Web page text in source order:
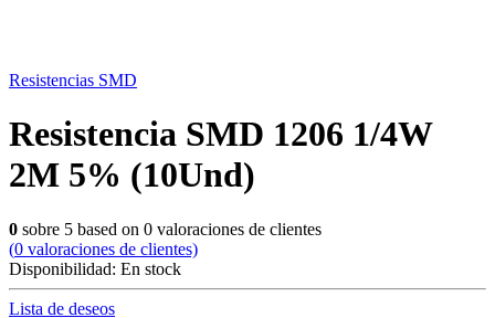
Resistencias SMD
Resistencia SMD 1206 1/4W
2M 5% (10Und)
0 sobre 5 based on 0 valoraciones de clientes
(0 valoraciones de clientes)
Disponibilidad: En stock
Lista de deseos